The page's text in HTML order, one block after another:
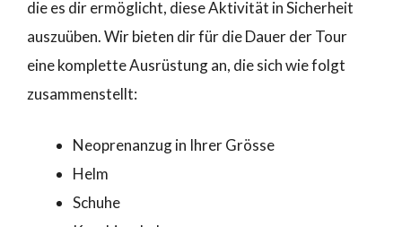
die es dir ermöglicht, diese Aktivität in Sicherheit
auszuüben. Wir bieten dir für die Dauer der Tour
eine komplette Ausrüstung an, die sich wie folgt
zusammenstellt:
Neoprenanzug in Ihrer Grösse
Helm
Schuhe